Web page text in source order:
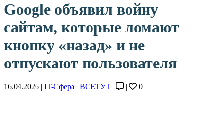
Google объявил войну
сайтам, которые ломают
кнопку «назад» и не
отпускают пользователя
16.04.2026 | IT-Сфера | ВСЕТУТ | | 0